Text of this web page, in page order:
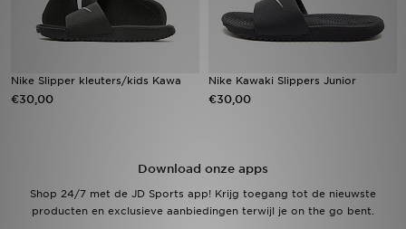
Nike Slipper kleuters/kids Kawa
€30,00
Nike Kawaki Slippers Junior
€30,00
Download onze apps
Shop 24/7 met de JD Sports app! Krijg toegang tot de nieuwste
producten en exclusieve aanbiedingen terwijl je on the go bent.
Sport
Bestelling Traceren
Mijn JD